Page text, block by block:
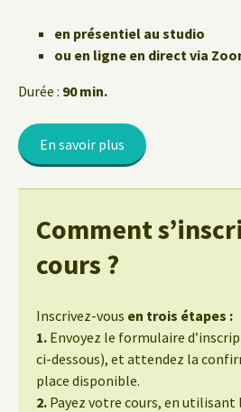
en présentiel au studio
ou en ligne en direct via
Durée : 90 min.
En savoir plus
Comment
cours ?
Inscrivez-vous en trois étapes :
1. Envoyez le formulaire
ci-dessous), et attendez la
place disponible.
2. Payez votre cours, en utilisant